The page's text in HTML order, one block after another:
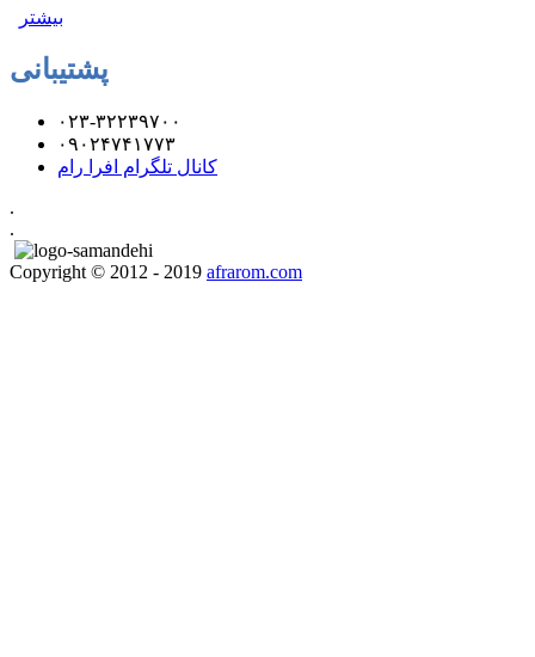
بیشتر
پشتیبانی
۰۲۳-۳۲۲۳۹۷۰۰
۰۹۰۲۴۷۴۱۷۷۳
کانال تلگرام افرا رام
.
.
Copyright © 2012 - 2019 afrarom.com